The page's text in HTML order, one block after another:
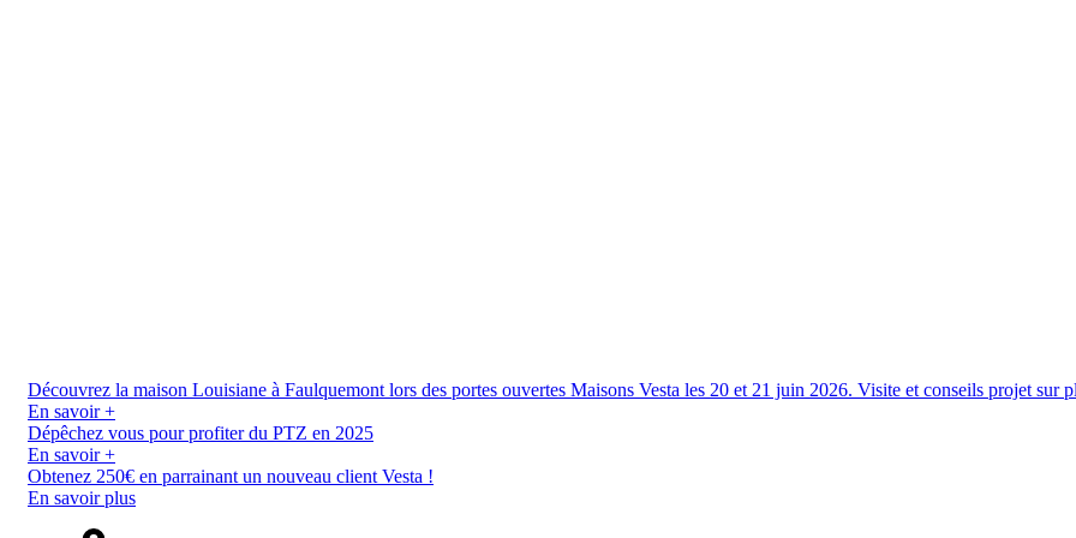
Découvrez la maison Louisiane à Faulquemont lors des portes ouvertes Maisons Vesta les 20 et 21 juin 2026. Visite et conseils projet sur
En savoir +
Dépêchez vous pour profiter du PTZ en 2025
En savoir +
Obtenez 250€ en parrainant un nouveau client Vesta !
En savoir plus